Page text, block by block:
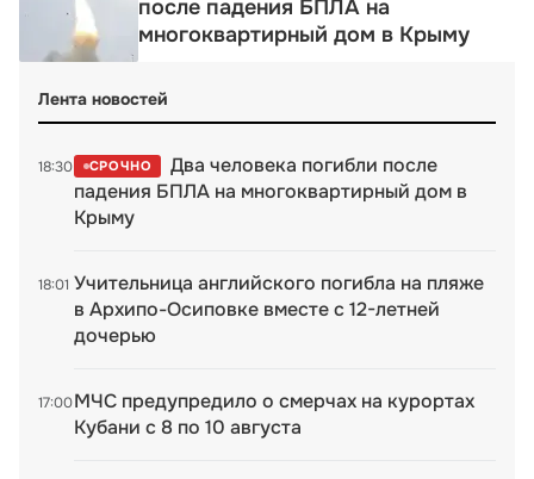
после падения БПЛА на
многоквартирный дом в Крыму
Лента новостей
СРОЧНО
Два человека погибли после
падения БПЛА на многоквартирный дом в
Крыму
18:30
Учительница английского погибла на пляже
в Архипо-Осиповке вместе с 12-летней
дочерью
18:01
МЧС предупредило о смерчах на курортах
Кубани с 8 по 10 августа
17:00